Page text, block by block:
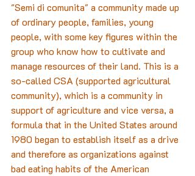
"Semi di comunita" a community made up
of ordinary people, families, young
people, with some key figures within the
group who know how to cultivate and
manage resources of their land. This is a
so-called CSA (supported agricultural
community), which is a community in
support of agriculture and vice versa, a
formula that in the United States around
1980 began to establish itself as a drive
and therefore as organizations against
bad eating habits of the American